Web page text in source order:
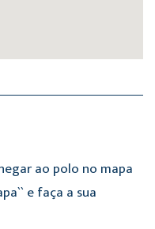
ao polo no mapa
e faça a sua